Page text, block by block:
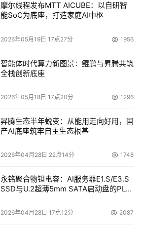
摩尔线程发布MTT AICUBE：以自研智
能SoC为底座，打造家庭AI中枢
2026年05月19日 17点27分 1956
智能体时代算力新图景：鲲鹏与昇腾共筑
全栈创新底座
2026年05月18日 17点20分 1296
昇腾生态半年蜕变：从能用走向好用，国
产AI底座筑牢自主生态根基
2026年04月28日 22点14分 1748
永铭聚合物钽电容：AI服务器E1.S/E3.S
SSD与U.2超薄5mm SATA启动盘的PLP
2026年04月28日 17点12分 2087